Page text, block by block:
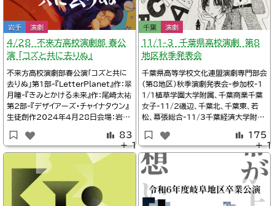
岩手 演劇
4/28 不来方高校演劇部 春公
演 「コズと共に去りぬ」
不来方高校演劇部春公演「コズと共に
去りぬ」第1部-『LetterPlanet』作：翠
月瞳-『きみとかける未来』作：尾崎太祐
第2部-『デザイアーズ・チャイナタウン』
生徒創作2024年4月28日会場：岩手
料・要予約開演11:00/14:20一般公
開あり詳細Twitter/不来方高校演劇
部@KOZ_Engeki関連4/10不来方高
校演劇部校内公演「コズと共に去りぬ」
（公
83
千葉 演劇
11/1-3 千葉県高校演劇 第8
地区秋季発表会
千葉県高等学校文化連盟演劇専門部会
（第8地区）秋季演劇発表会-参加校-1
1/1植草学園大学附属、千葉商業千葉
女子-11/2磯辺、千葉北、千葉東、若
松、幕張総合-11/3千葉経済大学附
2024年11月1日～3日会場：千葉・千
葉市生涯学習センター詳細Twitter/
磯辺高校演劇部@isoenTwitter/市
立千葉高等学校演劇部@ich_doram
a_clubTwi
175
＋ 1 ＋ 1